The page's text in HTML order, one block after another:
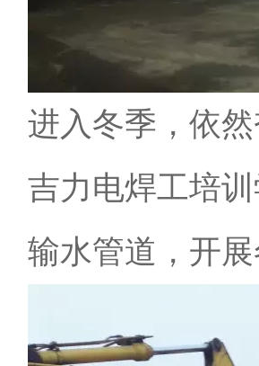
进入冬季，依
吉力电焊工培
输水管道，开